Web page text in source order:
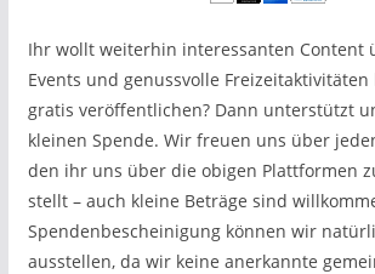
Ihr wollt weiterhin interessanten Content
Events und genussvolle Freizeitaktivitäten
gratis veröffentlichen? Dann unterstützt
kleinen Spende. Wir freuen uns über
den ihr uns über die obigen Plattformen
stellt – auch kleine Beträge sind
Spendenbescheinigung können wir
ausstellen, da wir keine anerkannte